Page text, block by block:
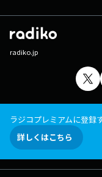
radiko.jp
ラジコプレミアムに登録
詳しくはこちら